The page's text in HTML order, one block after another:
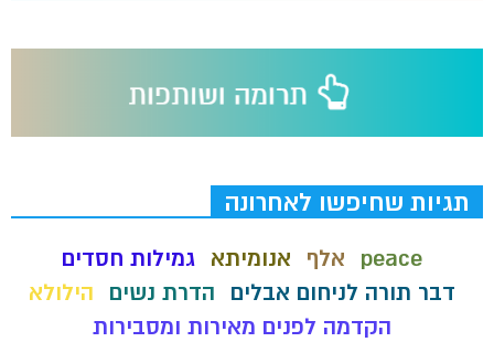
תגיות שחיפשו לאחרונה
peace אלף אנומיתא
גמילות חסדים
דבר תורה לניחום אבלים
הדרת נשים
הילולא
הקדמה לפנים מאירות ומסבירות